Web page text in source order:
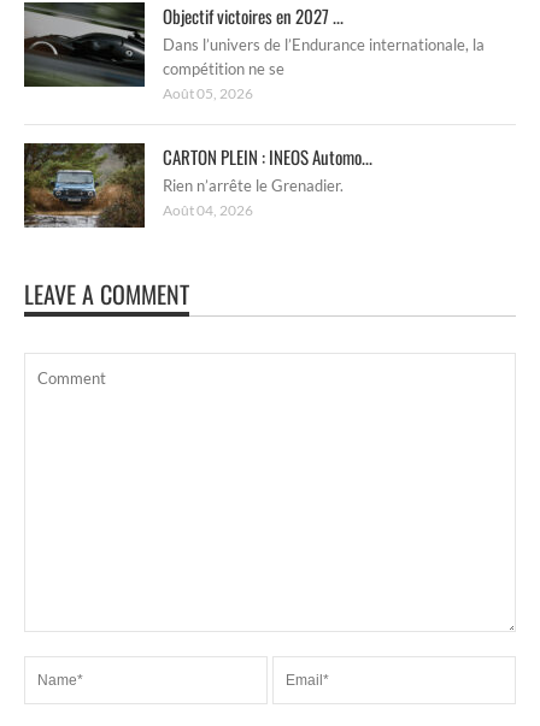
Objectif victoires en 2027 ...
Dans l’univers de l’Endurance internationale, la
compétition ne se
Août 05, 2026
CARTON PLEIN : INEOS Automo...
Rien n’arrête le Grenadier.
Août 04, 2026
LEAVE A COMMENT